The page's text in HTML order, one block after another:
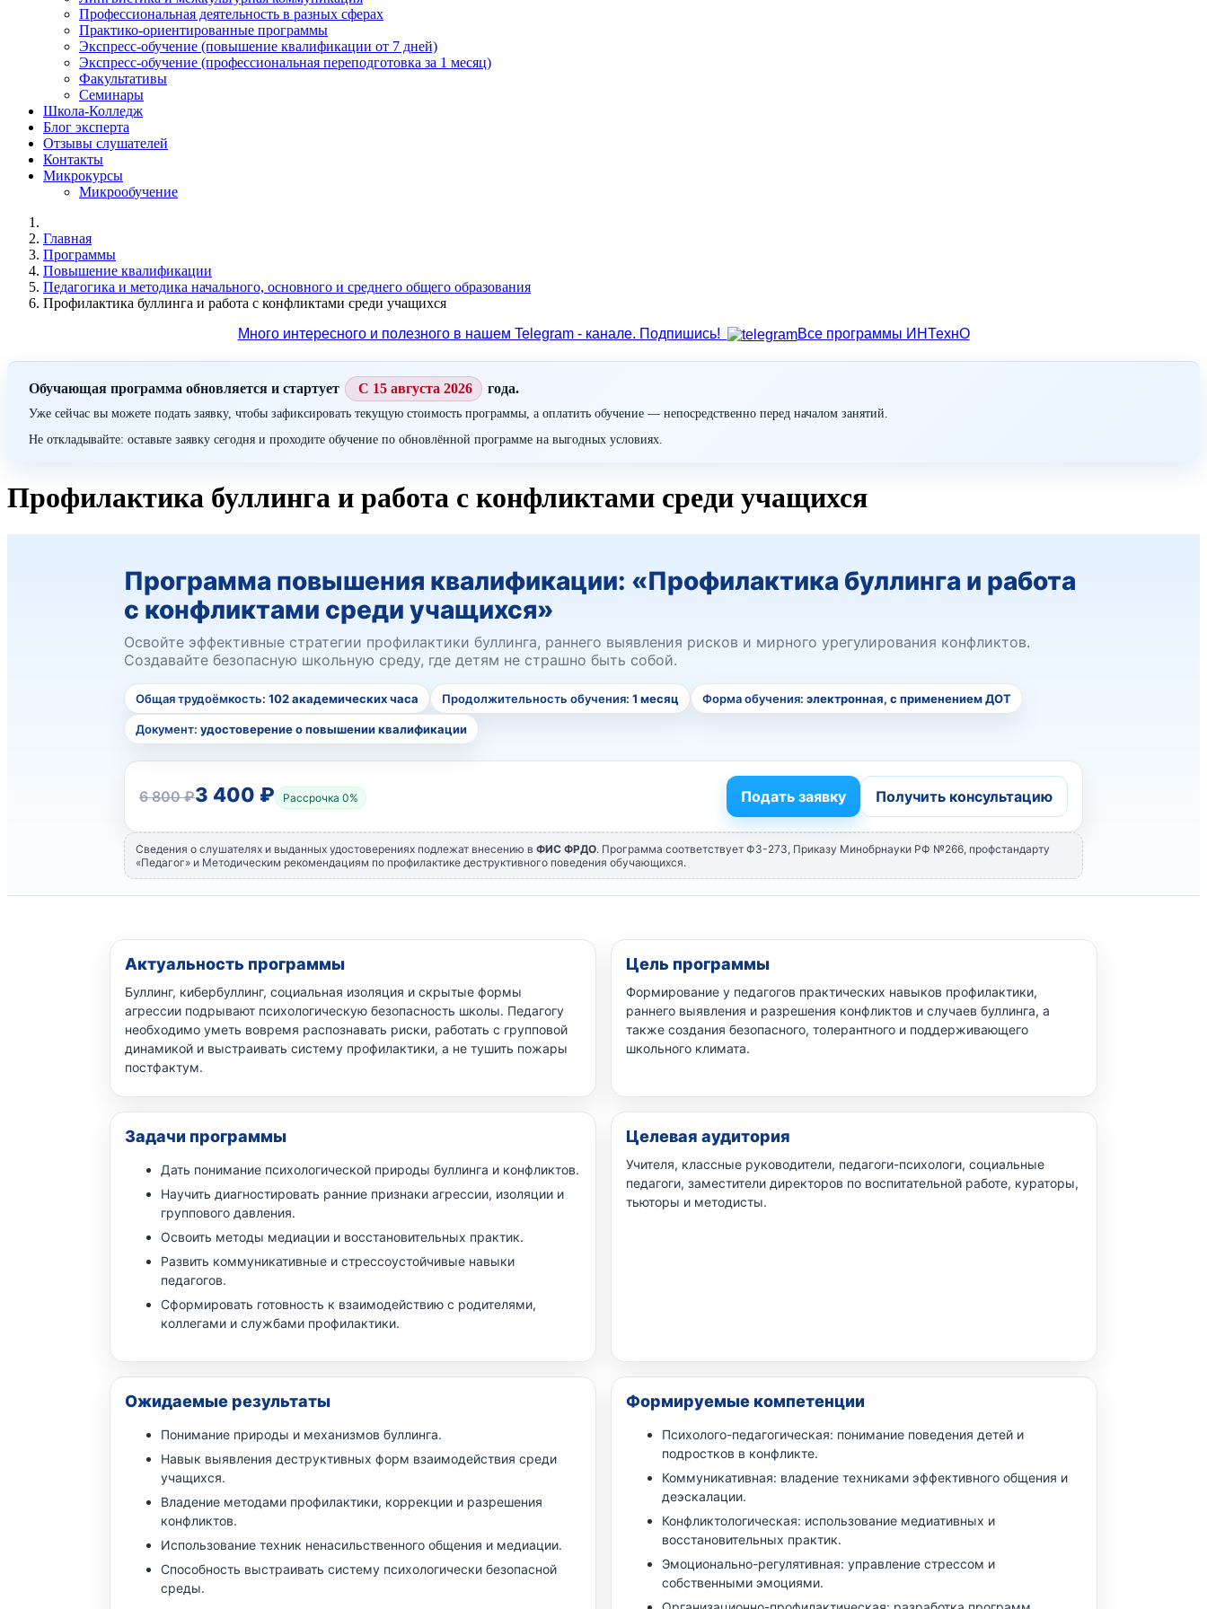
Профессиональная деятельность в разных сферах
Практико-ориентированные программы
Экспресс-обучение (повышение квалификации от 7 дней)
Экспресс-обучение (профессиональная переподготовка за 1 месяц)
Факультативы
Семинары
Школа-Колледж
Блог эксперта
Отзывы слушателей
Контакты
Микрокурсы
Микрообучение
Главная
Программы
Повышение квалификации
Педагогика и методика начального, основного и среднего общего образования
Профилактика буллинга и работа с конфликтами среди учащихся
Много интересного и полезного в нашем Telegram - канале. Подпишись!
Все программы ИНТехнО
Обучающая программа обновляется и стартует С 15 августа 2026 года.
Уже сейчас вы можете подать заявку, чтобы зафиксировать текущую стоимость программы, а оплатить обучение — непосредственно перед началом занятий.
Не откладывайте: оставьте заявку сегодня и проходите обучение по обновлённой программе на выгодных условиях.
Профилактика буллинга и работа с конфликтами среди учащихся
Программа повышения квалификации: «Профилактика буллинга и работа
с конфликтами среди учащихся»
Освойте эффективные стратегии профилактики буллинга, раннего выявления рисков и мирного урегулирования конфликтов.
Создавайте безопасную школьную среду, где детям не страшно быть собой.
Общая трудоёмкость: 102 академических часа Продолжительность обучения: 1 месяц Форма обучения: электронная, с применением ДОТ
Документ: удостоверение о повышении квалификации
6 800 ₽3 400 ₽ Рассрочка 0% Подать заявку Получить консультацию
Сведения о слушателях и выданных удостоверениях подлежат внесению в ФИС ФРДО. Программа соответствует ФЗ-273, Приказу Минобрнауки РФ №266, профстандарту
«Педагог» и Методическим рекомендациям по профилактике деструктивного поведения обучающихся.
Актуальность программы
Буллинг, кибербуллинг, социальная изоляция и скрытые формы
агрессии подрывают психологическую безопасность школы. Педагогу
необходимо уметь вовремя распознавать риски, работать с групповой
динамикой и выстраивать систему профилактики, а не тушить пожары
постфактум.
Цель программы
Формирование у педагогов практических навыков профилактики,
раннего выявления и разрешения конфликтов и случаев буллинга, а
также создания безопасного, толерантного и поддерживающего
школьного климата.
Задачи программы
Дать понимание психологической природы буллинга и конфликтов.
Научить диагностировать ранние признаки агрессии, изоляции и
группового давления.
Освоить методы медиации и восстановительных практик.
Развить коммуникативные и стрессоустойчивые навыки
педагогов.
Сформировать готовность к взаимодействию с родителями,
коллегами и службами профилактики.
Целевая аудитория
Учителя, классные руководители, педагоги-психологи, социальные
педагоги, заместители директоров по воспитательной работе, кураторы,
тьюторы и методисты.
Ожидаемые результаты
Понимание природы и механизмов буллинга.
Навык выявления деструктивных форм взаимодействия среди
учащихся.
Владение методами профилактики, коррекции и разрешения
конфликтов.
Использование техник ненасильственного общения и медиации.
Способность выстраивать систему психологически безопасной
среды.
Формируемые компетенции
Психолого-педагогическая: понимание поведения детей и
подростков в конфликте.
Коммуникативная: владение техниками эффективного общения и
деэскалации.
Конфликтологическая: использование медиативных и
восстановительных практик.
Эмоционально-регулятивная: управление стрессом и
собственными эмоциями.